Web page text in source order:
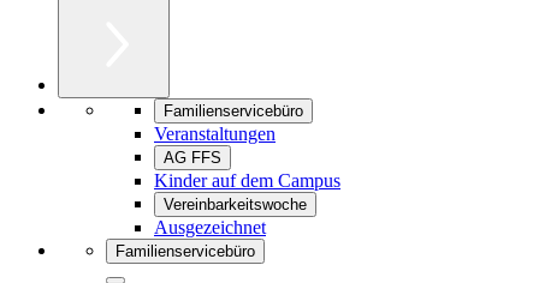
Familienservicebüro
Veranstaltungen
AG FFS
Kinder auf dem Campus
Vereinbarkeitswoche
Ausgezeichnet
Familienservicebüro